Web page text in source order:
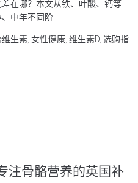
在哪？本文从铁、叶酸、钙等
中年不同阶...
维生素 女性健康 维生素D 选购指
注骨骼营养的英国补